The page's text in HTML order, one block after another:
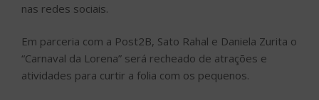
nas redes sociais.
Em parceria com a Post2B, Sato Rahal e Daniela Zurita o
“Carnaval da Lorena” será recheado de atrações e
atividades para curtir a folia com os pequenos.